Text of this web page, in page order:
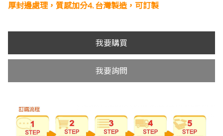
厚封邊處理，質感加分4. 台灣製造，可訂製
我要購買
我要詢問